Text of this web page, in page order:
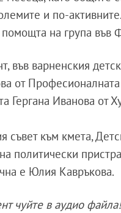
и по-
на група във
във варненския
от
Гергана Иванова от
към кмета,
политически
е Юлия Кавръкова.
чуйте в аудио